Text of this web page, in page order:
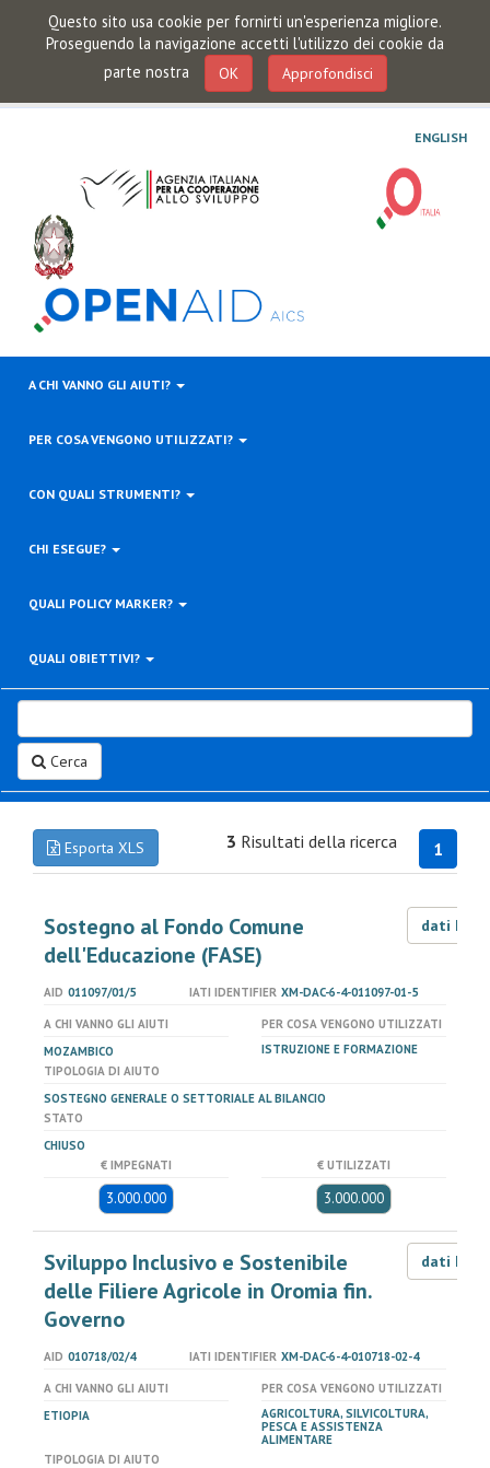
Questo sito usa cookie per fornirti un'esperienza migliore.
Proseguendo la navigazione accetti l'utilizzo dei cookie da
parte nostra
OK Approfondisci
ENGLISH
A CHI VANNO GLI AIUTI?
PER COSA VENGONO UTILIZZATI?
CON QUALI STRUMENTI?
CHI ESEGUE?
QUALI POLICY MARKER?
QUALI OBIETTIVI?
Cerca
Esporta XLS 1
3 Risultati della ricerca
Sostegno al Fondo Comune
dell'Educazione (FASE)
dati LOD
AID 011097/01/5 IATI IDENTIFIER XM-DAC-6-4-011097-01-5
A CHI VANNO GLI AIUTI
MOZAMBICO
PER COSA VENGONO UTILIZZATI
ISTRUZIONE E FORMAZIONE
TIPOLOGIA DI AIUTO
SOSTEGNO GENERALE O SETTORIALE AL BILANCIO
STATO
CHIUSO
€ IMPEGNATI
3.000.000
€ UTILIZZATI
3.000.000
Sviluppo Inclusivo e Sostenibile
delle Filiere Agricole in Oromia fin.
Governo
dati LOD
AID 010718/02/4 IATI IDENTIFIER XM-DAC-6-4-010718-02-4
A CHI VANNO GLI AIUTI
ETIOPIA
PER COSA VENGONO UTILIZZATI
AGRICOLTURA, SILVICOLTURA,
PESCA E ASSISTENZA
ALIMENTARE
TIPOLOGIA DI AIUTO